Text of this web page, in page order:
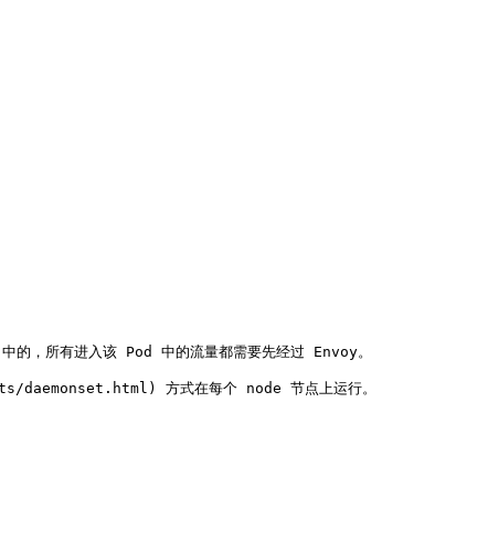
所有进入该 Pod 中的流量都需要先经过 Envoy。
方式在每个 node 节点上运行。